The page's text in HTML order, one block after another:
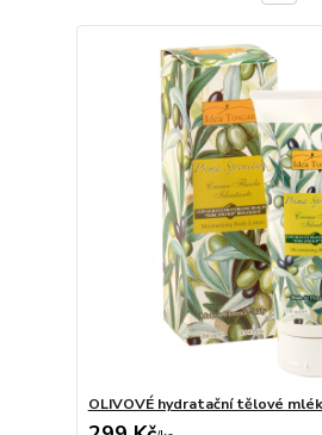
OLIVOVÉ hydratační tělové